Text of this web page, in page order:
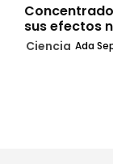
sus efectos
Ciencia Ada